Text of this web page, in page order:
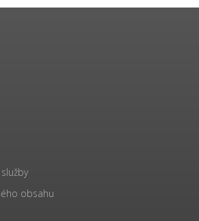
obsahu